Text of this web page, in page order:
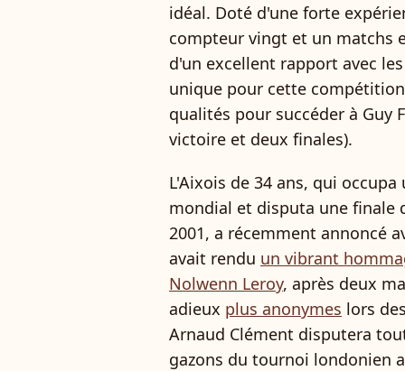
idéal. Doté d'une forte
compteur vingt et un matchs
d'un excellent rapport avec
unique pour cette
qualités pour succéder à Guy
victoire et deux finales).
L'Aixois de 34 ans, qui
mondial et disputa une finale
2001, a récemment annoncé
avait rendu un vibrant
Nolwenn Leroy, après deux
adieux plus anonymes lors
Arnaud Clément disputera
gazons du tournoi londonien